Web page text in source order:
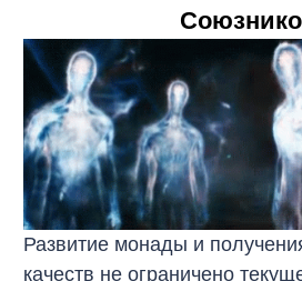
Развитие монады и
качеств не ограничено